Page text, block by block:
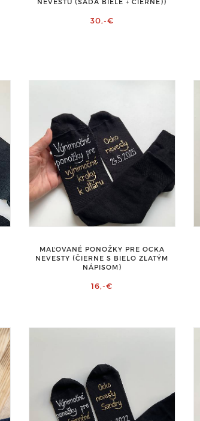
30,-€
MAĽOVANÉ PONOŽKY PRE OCKA
NEVESTY (ČIERNE S BIELO ZLATÝM
NÁPISOM)
16,-€